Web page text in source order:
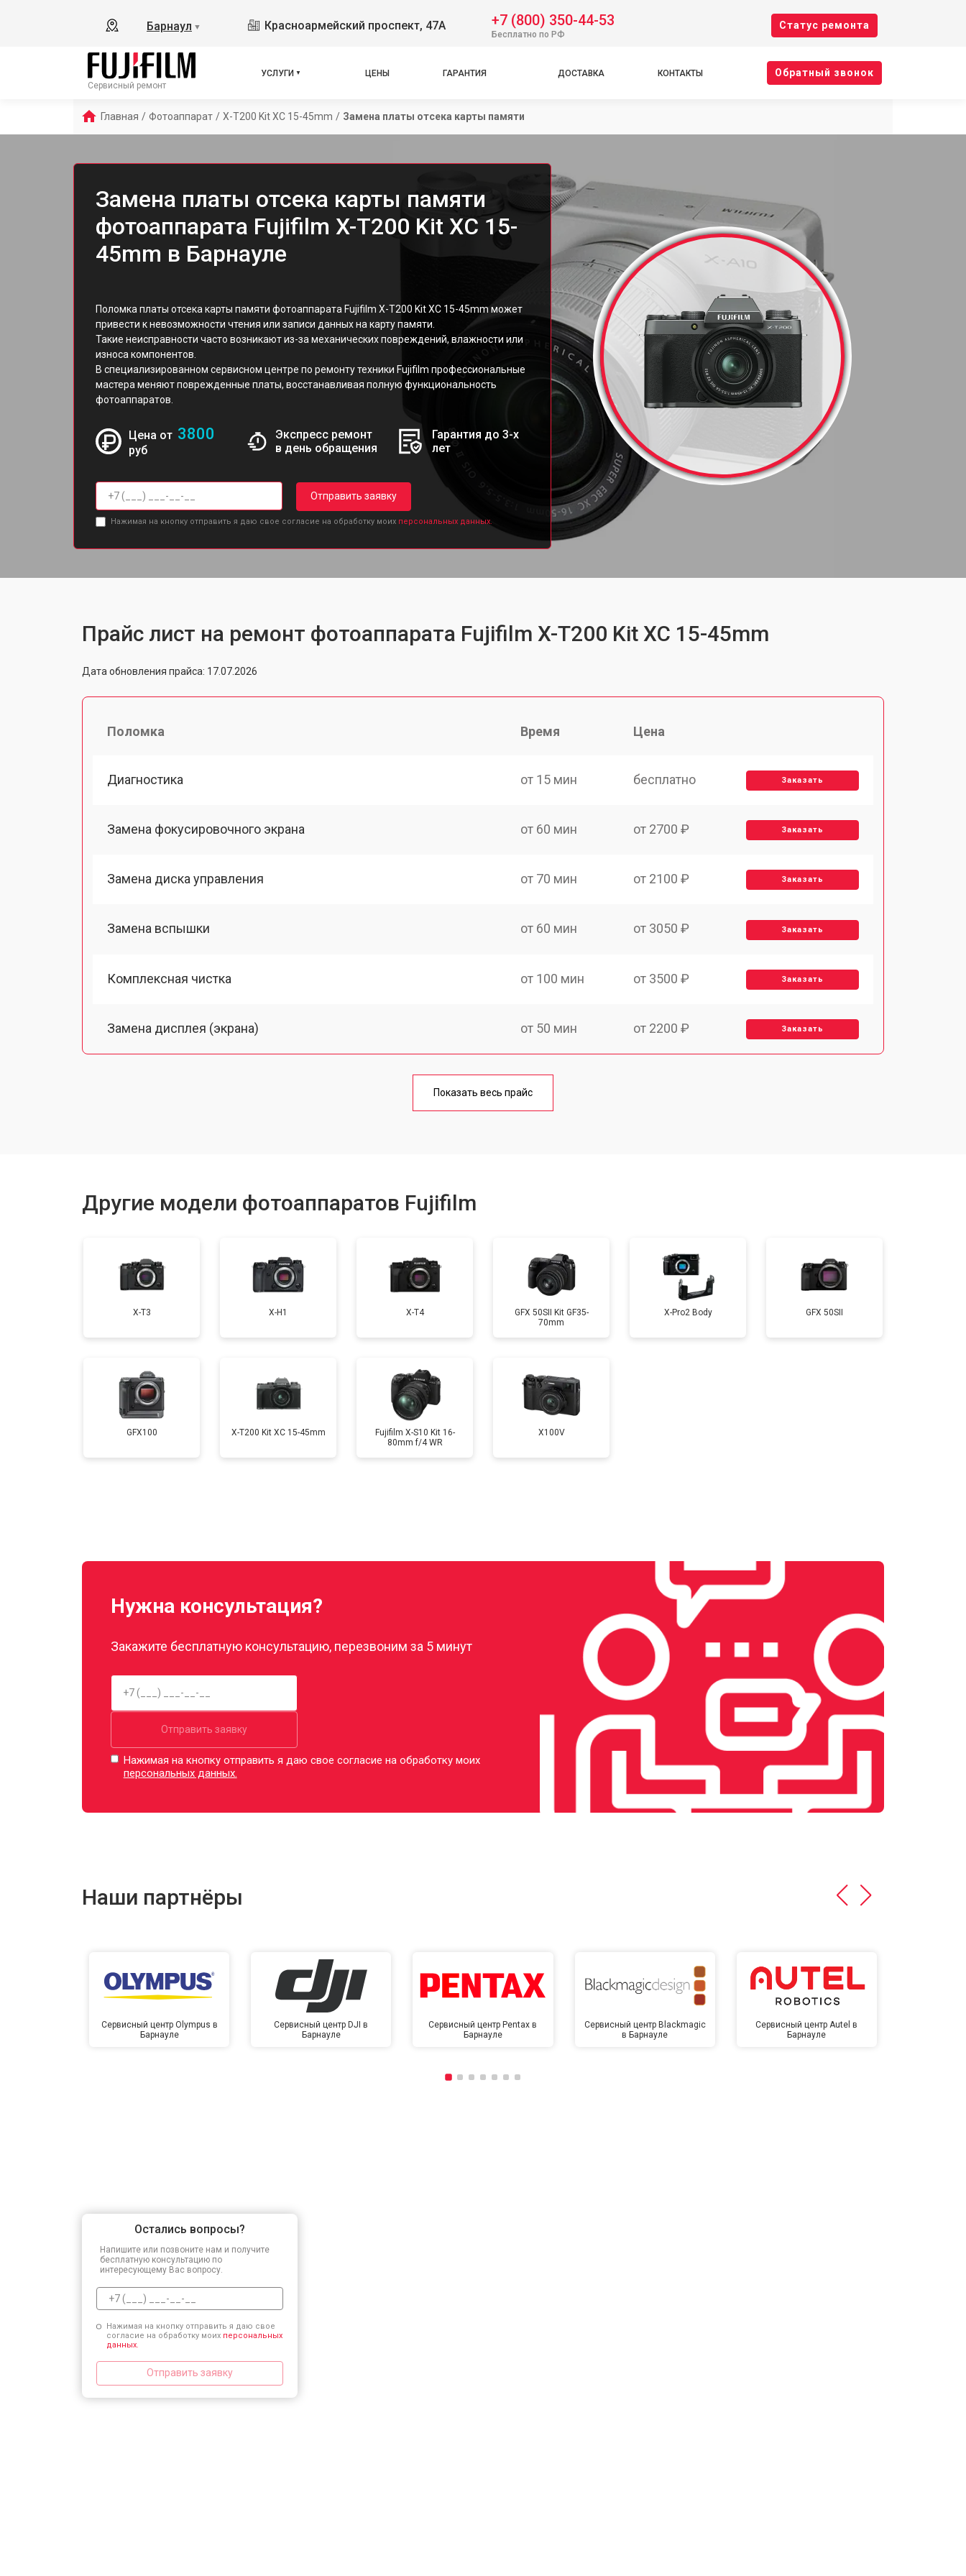
Барнаул ▼ Красноармейский проспект, 47А +7 (800) 350-44-53
Бесплатно по РФ
Cтатус ремонта
Сервисный ремонт
УСЛУГИ ЦЕНЫ ГАРАНТИЯ ДОСТАВКА КОНТАКТЫ Oбратный звонок
Главная / Фотоаппарат / X-T200 Kit XC 15-45mm / Замена платы отсека карты памяти
Замена платы отсека карты памяти
фотоаппарата Fujifilm X-T200 Kit XC 15-
45mm в Барнауле
Поломка платы отсека карты памяти фотоаппарата Fujifilm X-T200 Kit XC 15-45mm может
привести к невозможности чтения или записи данных на карту памяти.
Такие неисправности часто возникают из-за механических повреждений, влажности или
износа компонентов.
В специализированном сервисном центре по ремонту техники Fujifilm профессиональные
мастера меняют поврежденные платы, восстанавливая полную функциональность
фотоаппаратов.
Цена от 3800
руб
Экспресс ремонт
в день обращения
Гарантия до 3-х
лет
Отправить заявку
Нажимая на кнопку отправить я даю свое согласие на обработку моих персональных данных.
Прайс лист на ремонт фотоаппарата Fujifilm X-T200 Kit XC 15-45mm
Дата обновления прайса: 17.07.2026
Поломка Время Цена
Диагностика от 15 мин бесплатно Заказать
Замена фокусировочного экрана от 60 мин от 2700 ₽ Заказать
Замена диска управления от 70 мин от 2100 ₽ Заказать
Замена вспышки от 60 мин от 3050 ₽ Заказать
Комплексная чистка от 100 мин от 3500 ₽ Заказать
Замена дисплея (экрана) от 50 мин от 2200 ₽ Заказать
от 80 мин
Замена CCD/CMOS матрицы от 70 мин от 4300 ₽ Заказать
от 100 мин
Чистка матрицы от 60 мин
Показать весь прайс
Другие модели фотоаппаратов Fujifilm
X-T3 X-H1 X-T4
GFX 50SII Kit GF35-
70mm
X-Pro2 Body GFX 50SII
GFX100 X-T200 Kit XC 15-45mm
Fujifilm X-S10 Kit 16-
80mm f/4 WR
X100V
Нужна консультация?
Закажите бесплатную консультацию, перезвоним за 5 минут
Отправить заявку
Нажимая на кнопку отправить я даю свое согласие на обработку моих
персональных данных.
Наши партнёры
Сервисный центр Olympus в
Барнауле
Сервисный центр DJI в
Барнауле
Сервисный центр Pentax в
Барнауле
Сервисный центр Blackmagic
в Барнауле
Сервисный центр Autel в
Барнауле
Остались вопросы?
Напишите или позвоните нам и получите
бесплатную консультацию по
интересующему Вас вопросу.
Нажимая на кнопку отправить я даю свое
согласие на обработку моих персональных
данных.
Отправить заявку